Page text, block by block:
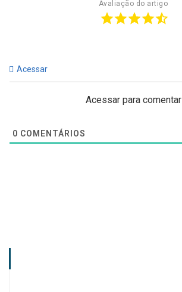
Avaliação do artigo
Acessar
Acessar para comentar
0 COMENTÁRIOS